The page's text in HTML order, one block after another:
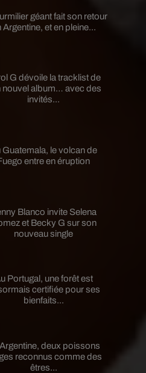
géant fait son retour
Argentine, et en pleine...
G dévoile la tracklist de
nouvel album… avec des
invités...
Guatemala, le volcan de
entre en éruption
Blanco invite Selena
et Becky G sur son
nouveau single
Portugal, une forêt est
certifiée pour ses
bienfaits...
deux poissons
reconnus comme des
êtres...